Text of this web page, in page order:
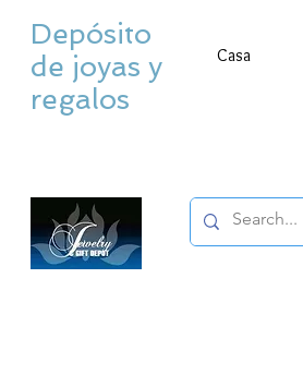
Depósito
de joyas y
regalos
Casa